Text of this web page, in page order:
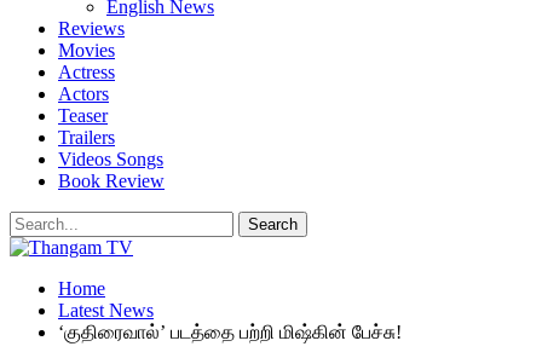
English News
Reviews
Movies
Actress
Actors
Teaser
Trailers
Videos Songs
Book Review
Home
Latest News
‘குதிரைவால்’ படத்தை பற்றி மிஷ்கின் பேச்சு!